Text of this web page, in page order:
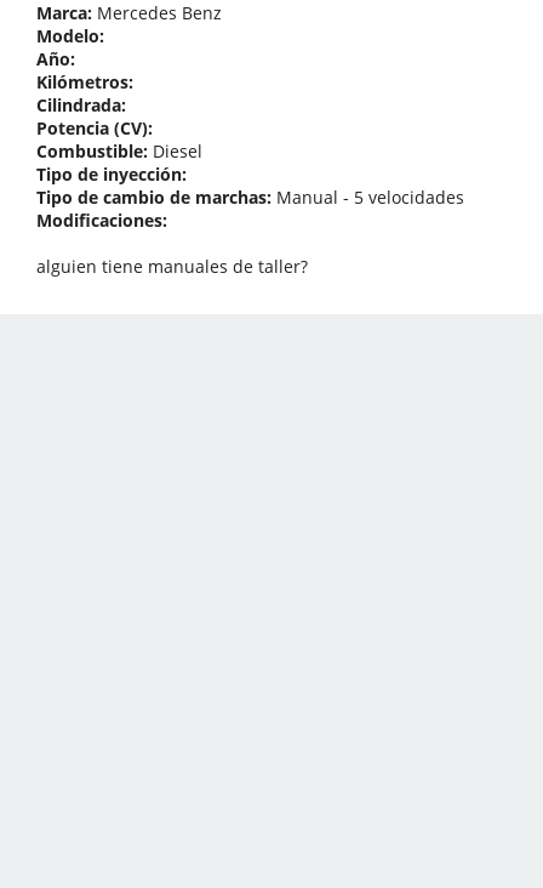
Marca: Mercedes Benz
Modelo:
Año:
Kilómetros:
Cilindrada:
Potencia (CV):
Combustible: Diesel
Tipo de inyección:
Tipo de cambio de marchas: Manual - 5 velocidades
Modificaciones:
alguien tiene manuales de taller?